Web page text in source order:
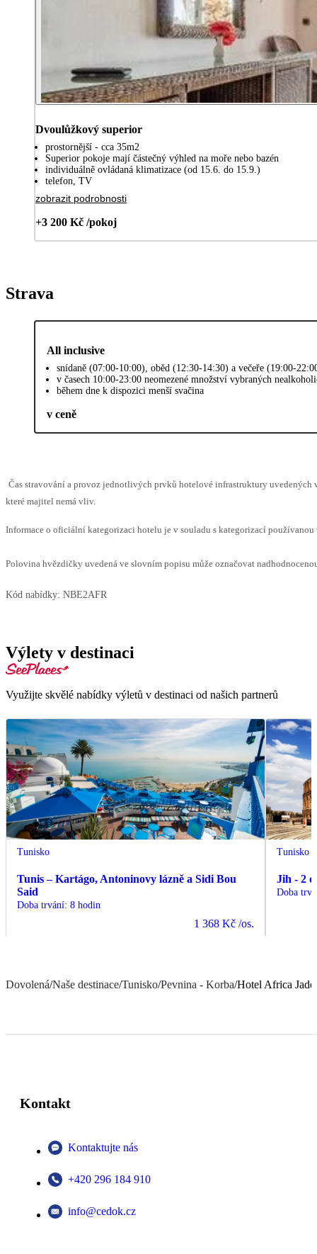
Dvoulůžkový superior
prostornější - cca 35m2
Superior pokoje mají částečný výhled na moře nebo bazén
individuálně ovládaná klimatizace (od 15.6. do 15.9.)
telefon, TV
zobrazit podrobnosti
+3 200 Kč /pokoj
Strava
All inclusive
snídaně (07:00-10:00), oběd (12:30-14:30) a večeře (19:00-
v časech 10:00-23:00 neomezené množství vybraných
během dne k dispozici menší svačina
v ceně
Čas stravování a provoz jednotlivých prvků hotelové infrastruktury uvedených
které majitel nemá vliv.
Informace o oficiální kategorizaci hotelu je v souladu s kategorizací
Polovina hvězdičky uvedená ve slovním popisu může označovat
Kód nabídky: NBE2AFR
Výlety v destinaci
Využijte skvělé nabídky výletů v destinaci od našich partnerů
Tunisko
Tunis – Kartágo, Antoninovy lázně a Sidi Bou
Said
Doba trvání: 8 hodin
1 368 Kč /os.
Tunisko
Jih - 2
Doba
Dovolená/Naše destinace/Tunisko/Pevnina - Korba/Hotel Africa Jade
Kontakt
Kontaktujte nás
+420 296 184 910
info@cedok.cz